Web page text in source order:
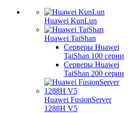
Huawei KunLun
Huawei TaiShan
Серверы Huawei
TaiShan 100 серии
Серверы Huawei
TaiShan 200 серии
Huawei FusionServer
1288H V5